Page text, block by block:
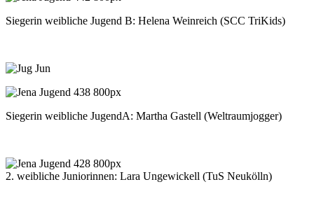
Siegerin weibliche Jugend B: Helena Weinreich (SCC TriKids)
Siegerin weibliche JugendA: Martha Gastell (Weltraumjogger)
2. weibliche Juniorinnen: Lara Ungewickell (TuS Neukölln)